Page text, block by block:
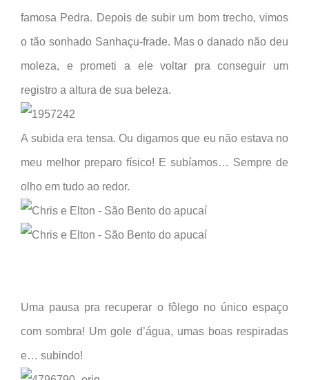
famosa Pedra. Depois de subir um bom trecho, vimos
o tão sonhado Sanhaçu-frade. Mas o danado não deu
moleza, e prometi a ele voltar pra conseguir um
registro a altura de sua beleza.
A subida era tensa. Ou digamos que eu não estava no
meu melhor preparo físico! E subíamos… Sempre de
olho em tudo ao redor.
Uma pausa pra recuperar o fôlego no único espaço
com sombra! Um gole d’água, umas boas respiradas
e… subindo!